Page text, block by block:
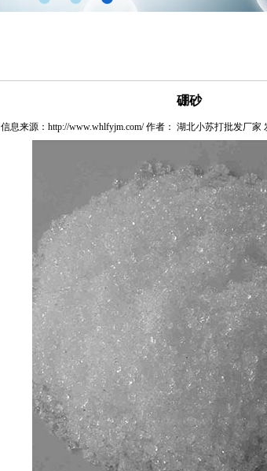
硼砂
信息来源：http://www.whlfyjm.com/ 作者： 湖北小苏打批发厂家